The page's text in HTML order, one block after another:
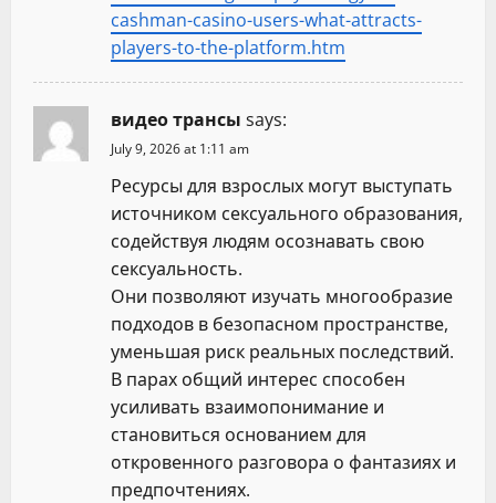
cashman-casino-users-what-attracts-
players-to-the-platform.htm
видео трансы says:
July 9, 2026 at 1:11 am
Ресурсы для взрослых могут выступать
источником сексуального образования,
содействуя людям осознавать свою
сексуальность.
Они позволяют изучать многообразие
подходов в безопасном пространстве,
уменьшая риск реальных последствий.
В парах общий интерес способен
усиливать взаимопонимание и
становиться основанием для
откровенного разговора о фантазиях и
предпочтениях.